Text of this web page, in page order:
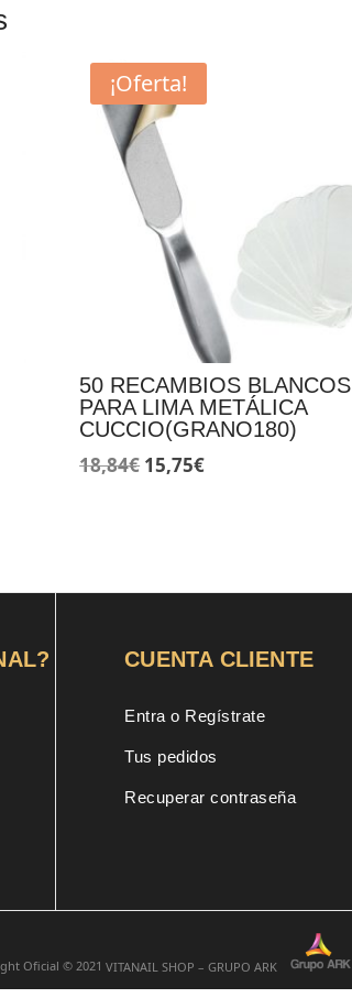
¡Oferta!
50 RECAMBIOS BLANCOS
PARA LIMA METÁLICA
CUCCIO(GRANO180)
18,84€ El
15,75€El
CUENTA CLIENTE
Entra o Regístrate
Tus pedidos
Recuperar contraseña
Oficial © 2021 VITANAIL SHOP – GRUPO ARK